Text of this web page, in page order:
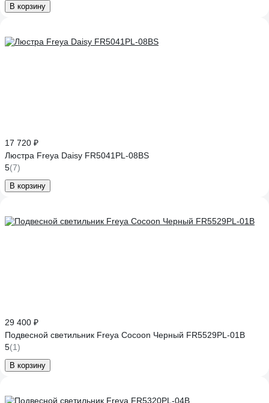
В корзину
17 720 ₽
Люстра Freya Daisy FR5041PL-08BS
5(7)
В корзину
29 400 ₽
Подвесной светильник Freya Cocoon Черный FR5529PL-01B
5(1)
В корзину